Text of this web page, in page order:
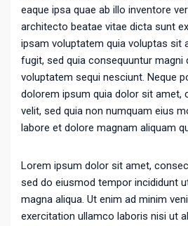
eaque ipsa quae ab illo inventore
architecto beatae vitae dicta sunt
ipsam voluptatem quia voluptas sit
fugit, sed quia consequuntur magni
voluptatem sequi nesciunt. Neque
dolorem ipsum quia dolor sit amet,
velit, sed quia non numquam eius
labore et dolore magnam aliquam
Lorem ipsum dolor sit amet,
sed do eiusmod tempor incididunt
magna aliqua. Ut enim ad minim
exercitation ullamco laboris nisi ut